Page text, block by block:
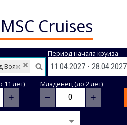
Cruises
Вояж
Период начала круиза
11 лет)
+
Младенец (до 2 лет)
− +